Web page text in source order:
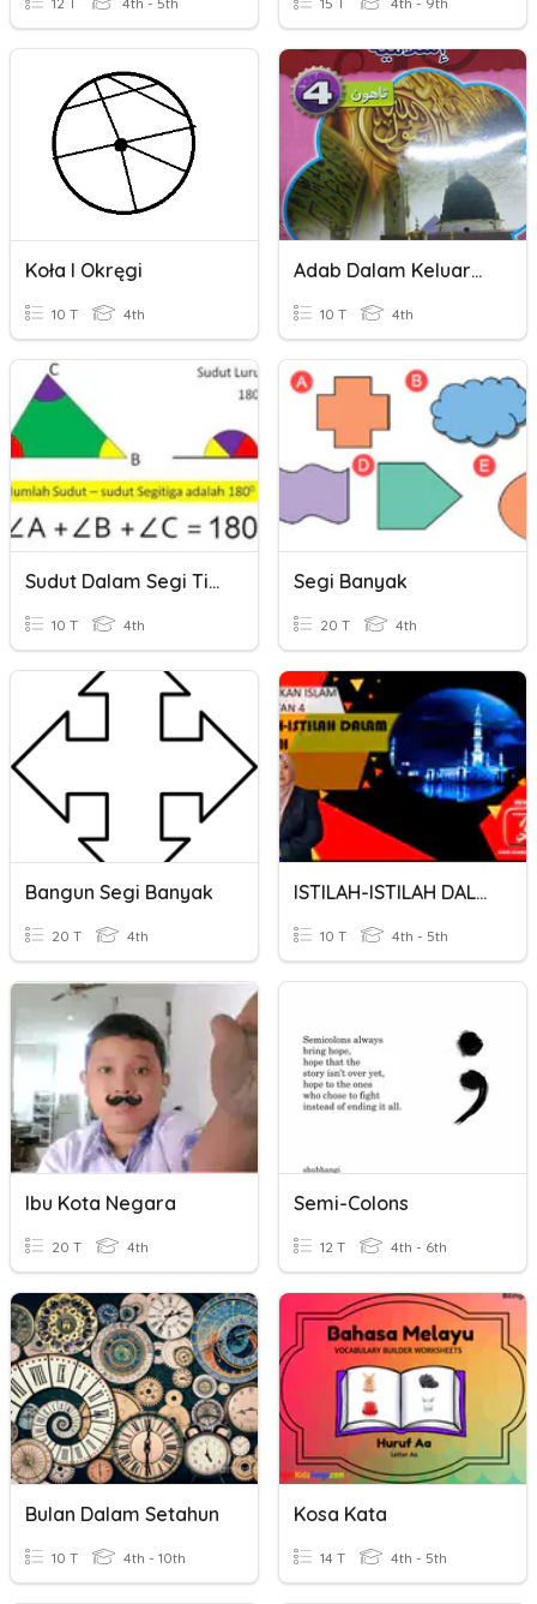
Koła I Okręgi
10 T 4th
Adab Dalam Keluarga
10 T 4th
Sudut Dalam Segi Tiga Dan Segi Empat
10 T 4th
Segi Banyak
20 T 4th
Bangun Segi Banyak
20 T 4th
ISTILAH-ISTILAH DALAM IBADAH TINGKATAN 4
10 T 4th - 5th
Ibu Kota Negara
20 T 4th
Semi-Colons
12 T 4th - 6th
Bulan Dalam Setahun
10 T 4th - 10th
Kosa Kata
14 T 4th - 5th